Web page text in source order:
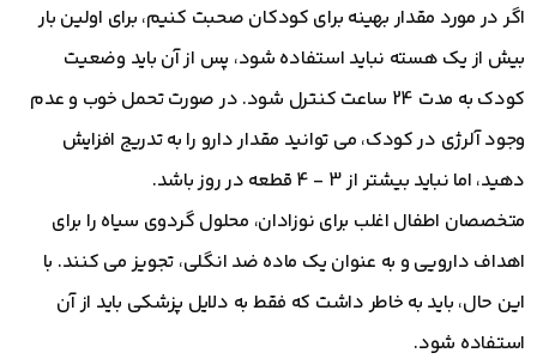
اگر در مورد مقدار بهینه برای کودکان صحبت کنیم، برای اولین بار
بیش از یک هسته نباید استفاده شود، پس از آن باید وضعیت
کودک به مدت 24 ساعت کنترل شود. در صورت تحمل خوب و عدم
وجود آلرژی در کودک، می توانید مقدار دارو را به تدریج افزایش
دهید، اما نباید بیشتر از 3 - 4 قطعه در روز باشد.
متخصصان اطفال اغلب برای نوزادان، محلول گردوی سیاه را برای
اهداف دارویی و به عنوان یک ماده ضد انگلی، تجویز می کنند. با
این حال، باید به خاطر داشت که فقط به دلایل پزشکی باید از آن
استفاده شود.